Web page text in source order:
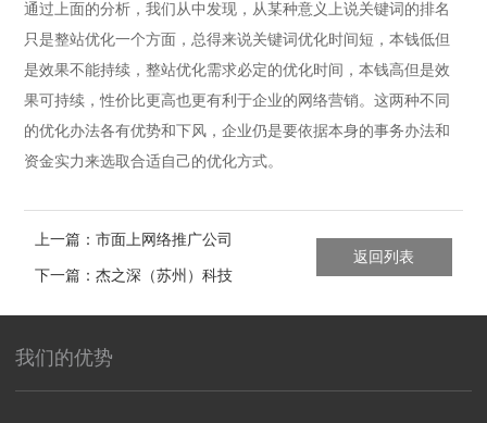
通过上面的分析，我们从中发现，从某种意义上说关键词的排名
只是整站优化一个方面，总得来说关键词优化时间短，本钱低但
是效果不能持续，整站优化需求必定的优化时间，本钱高但是效
果可持续，性价比更高也更有利于企业的网络营销。这两种不同
的优化办法各有优势和下风，企业仍是要依据本身的事务办法和
资金实力来选取合适自己的优化方式。
上一篇：市面上网络推广公司
常用的套路有哪些？
下一篇：杰之深（苏州）科技
有限公司响应式网站上线运行
返回列表
我们的优势